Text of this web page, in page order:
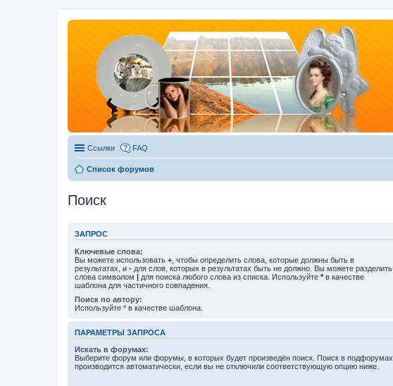
Ссылки FAQ
Список форумов
Поиск
ЗАПРОС
Ключевые слова:
Вы можете использовать + , чтобы определить слова, которые должны быть в
результатах, и - для слов, которых в результатах быть не должно. Вы можете разделить
слова символом | для поиска любого слова из списка. Используйте * в качестве
шаблона для частичного совпадения.
Поиск по автору:
Используйте * в качестве шаблона.
ПАРАМЕТРЫ ЗАПРОСА
Искать в форумах:
Выберите форум или форумы, в которых будет произведён поиск. Поиск в подфорумах
производится автоматически, если вы не отключили соответствующую опцию ниже.